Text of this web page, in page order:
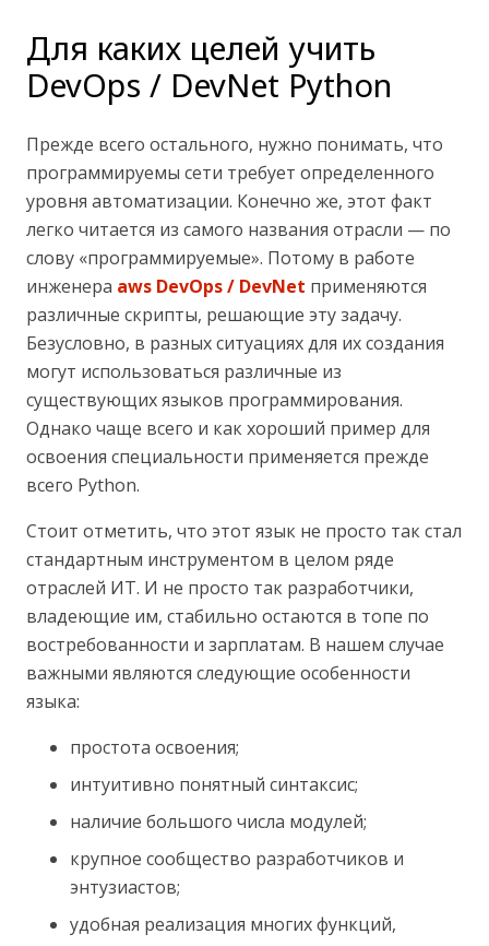
Для каких целей учить
DevOps / DevNet Python
Прежде всего остального, нужно понимать, что
программируемы сети требует определенного
уровня автоматизации. Конечно же, этот факт
легко читается из самого названия отрасли — по
слову «программируемые». Потому в работе
инженера aws DevOps / DevNet применяются
различные скрипты, решающие эту задачу.
Безусловно, в разных ситуациях для их создания
могут использоваться различные из
существующих языков программирования.
Однако чаще всего и как хороший пример для
освоения специальности применяется прежде
всего Python.
Стоит отметить, что этот язык не просто так стал
стандартным инструментом в целом ряде
отраслей ИТ. И не просто так разработчики,
владеющие им, стабильно остаются в топе по
востребованности и зарплатам. В нашем случае
важными являются следующие особенности
языка:
простота освоения;
интуитивно понятный синтаксис;
наличие большого числа модулей;
крупное сообщество разработчиков и
энтузиастов;
удобная реализация многих функций,